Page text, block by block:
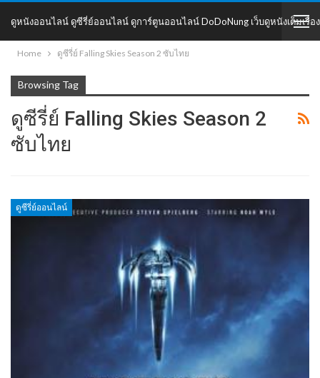
ดูหนังออนไลน์ ดูซีรี่ย์ออนไลน์ ดูการ์ตูนออนไลน์ DoDoNung เว็บดูหนังเต็มเรื่อง
DoDoNung
Home ดูซีรี่ย์ Falling Skies Season 2 ซับไทย
Browsing Tag
ดูซีรี่ย์ Falling Skies Season 2
ซับไทย
ดูซีรี่ย์ออนไลน์